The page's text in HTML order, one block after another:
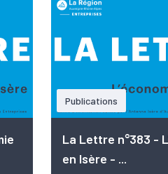
Publications
La Lettre n°383 -
en Isère - ...